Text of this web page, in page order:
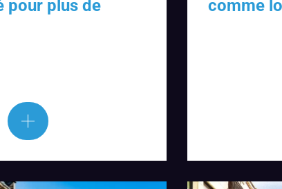
pour plus de
comme